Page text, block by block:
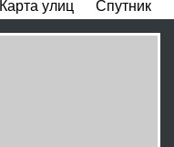
Карта улиц Спутник